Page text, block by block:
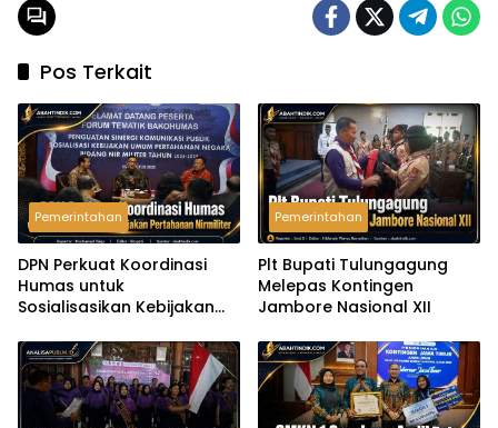
Pos Terkait
Pemerintahan
DPN Perkuat Koordinasi
Humas untuk
Sosialisasikan Kebijakan
Pemerintahan
Plt Bupati Tulungagung
Melepas Kontingen
Jambore Nasional XII